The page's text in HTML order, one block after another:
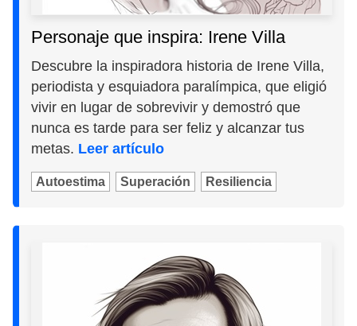
Personaje que inspira: Irene Villa
Descubre la inspiradora historia de Irene Villa,
periodista y esquiadora paralímpica, que eligió
vivir en lugar de sobrevivir y demostró que
nunca es tarde para ser feliz y alcanzar tus
metas. Leer artículo
Autoestima Superación Resiliencia